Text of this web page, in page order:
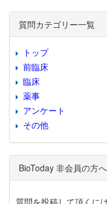
質問カテゴリー一覧
トップ
前臨床
臨床
薬事
アンケート
その他
BioToday 非会員の方へ
質問を投稿して頂くに